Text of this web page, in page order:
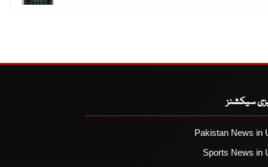
سیکشنز
Pakistan News in
Sports News in